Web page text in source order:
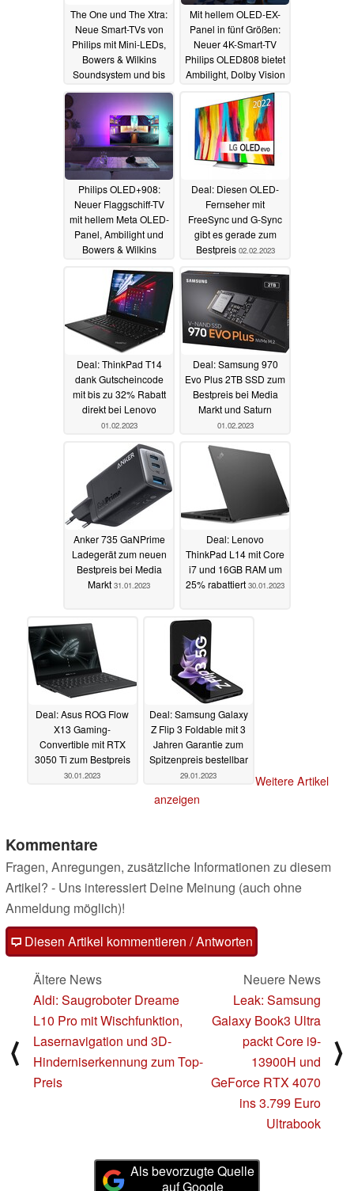
The One und The Xtra:
Neue Smart-TVs von
Philips mit Mini-LEDs,
Bowers & Wilkins
Soundsystem und bis
zu 85 Zoll08.02.2023
Mit hellem OLED-EX-
Panel in fünf Größen:
Neuer 4K-Smart-TV
Philips OLED808 bietet
Ambilight, Dolby Vision
08.02.2023
Philips OLED+908:
Neuer Flaggschiff-TV
mit hellem Meta OLED-
Panel, Ambilight und
Bowers & Wilkins
Deal: Diesen OLED-
Fernseher mit
FreeSync und G-Sync
gibt es gerade zum
Bestpreis 02.02.2023
Deal: ThinkPad T14
dank Gutscheincode
mit bis zu 32% Rabatt
direkt bei Lenovo
01.02.2023
Deal: Samsung 970
Evo Plus 2TB SSD zum
Bestpreis bei Media
Markt und Saturn
01.02.2023
Anker 735 GaNPrime
Ladegerät zum neuen
Bestpreis bei Media
Markt 31.01.2023
Deal: Lenovo
ThinkPad L14 mit Core
i7 und 16GB RAM um
25% rabattiert 30.01.2023
Deal: Asus ROG Flow
X13 Gaming-
Convertible mit RTX
3050 Ti zum Bestpreis
30.01.2023
Deal: Samsung Galaxy
Z Flip 3 Foldable mit 3
Jahren Garantie zum
Spitzenpreis bestellbar
29.01.2023
Weitere Artikel
anzeigen
Kommentare
Fragen, Anregungen, zusätzliche Informationen zu diesem
Artikel? - Uns interessiert Deine Meinung (auch ohne
Anmeldung möglich)!
Diesen Artikel kommentieren / Antworten
⟨
Ältere News
Aldi: Saugroboter Dreame
L10 Pro mit Wischfunktion,
Lasernavigation und 3D-
Hinderniserkennung zum Top-
Preis
Neuere News
Leak: Samsung
Galaxy Book3 Ultra
packt Core i9-
13900H und
GeForce RTX 4070
ins 3.799 Euro
Ultrabook
⟩
Als bevorzugte Quelle
auf Google